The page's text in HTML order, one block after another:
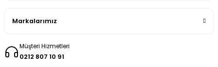
Markalarımız
Müşteri Hizmetleri
0212 807 10 91